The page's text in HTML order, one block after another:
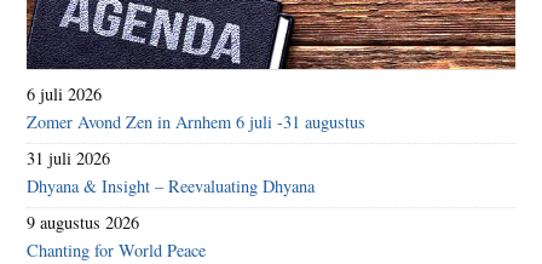
6 juli 2026
Zomer Avond Zen in Arnhem 6 juli -31 augustus
31 juli 2026
Dhyana & Insight – Reevaluating Dhyana
9 augustus 2026
Chanting for World Peace